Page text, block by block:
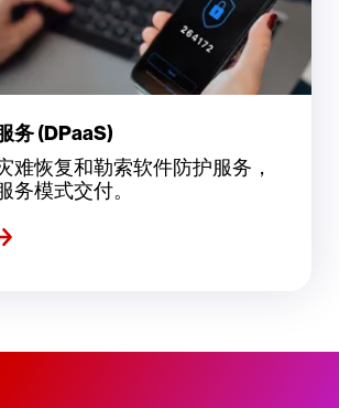
务 (DPaaS)
难恢复和勒索软件防护服务，
务模式交付。